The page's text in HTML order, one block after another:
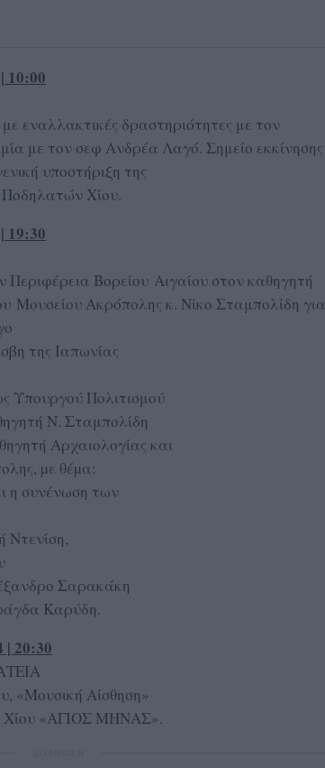
10:00
εναλλακτικές δραστηριότητες με τον
με τον σεφ Ανδρέα Λαγό. Σημείο εκκίνησης
υποστήριξη της
Χίου.
19:30
Βορείου Αιγαίου στον καθηγητή
Μουσείου Ακρόπολης κ. Νίκο Σταμπολίδη για
της Ιαπωνίας
Υπουργού Πολιτισμού
Ν. Σταμπολίδη
Αρχαιολογίας και
µε θέµα:
η συνένωση των
Ντενίση,
Σαρακάκη
Καρύδη.
| 20:30
«Μουσική Αίσθηση»
Χίου «ΑΓΙΟΣ ΜΗΝΑΣ».